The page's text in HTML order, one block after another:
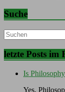
Suche
letzte Posts im
Is
Yes,